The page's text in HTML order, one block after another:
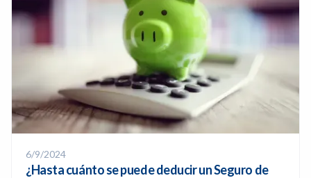
6/9/2024
¿Hasta cuánto se puede deducir un Seguro de